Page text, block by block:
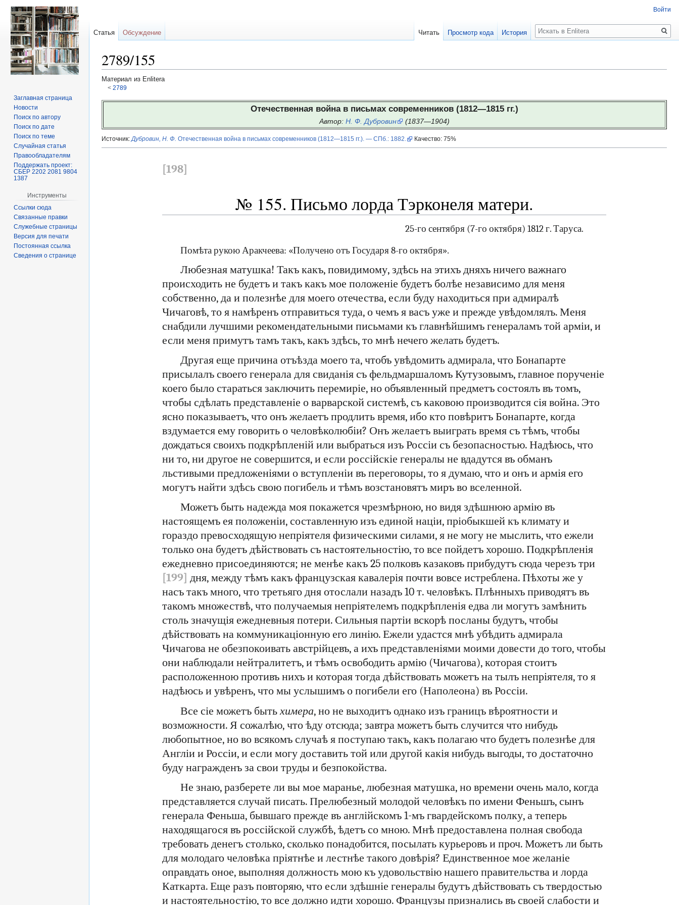
2789/155
Материал из Enlitera
< 2789
навигации
поиску
Отечественная война в письмах современников (1812—1815 гг.)
Автор: Н. Ф. Дубровин (1837—1904)
Источник: Дубровин, Н. Ф. Отечественная война в письмах современников (1812—1815 гг.). — СПб.: 1882. Качество: 75%
[198]
№ 155. Письмо лорда Тэрконеля матери.
25-го сентября (7-го октября) 1812 г. Таруса.
Помѣта рукою Аракчеева: «Получено отъ Государя 8-го октября».
Любезная матушка! Такъ какъ, повидимому, здѣсь на этихъ дняхъ ничего важнаго
происходить не будетъ и такъ какъ мое положеніе будетъ болѣе независимо для меня
собственно, да и полезнѣе для моего отечества, если буду находиться при адмиралѣ
Чичаговѣ, то я намѣренъ отправиться туда, о чемъ я васъ уже и прежде увѣдомлялъ. Меня
снабдили лучшими рекомендательными письмами къ главнѣйшимъ генераламъ той арміи, и
если меня примутъ тамъ такъ, какъ здѣсь, то мнѣ нечего желать будетъ.
Другая еще причина отъѣзда моего та, чтобъ увѣдомить адмирала, что Бонапарте
присылалъ своего генерала для свиданія съ фельдмаршаломъ Кутузовымъ, главное порученіе
коего было стараться заключить перемиріе, но объявленный предметъ состоялъ въ томъ,
чтобы сдѣлать представленіе о варварской системѣ, съ каковою производится сія война. Это
ясно показываетъ, что онъ желаетъ продлить время, ибо кто повѣритъ Бонапарте, когда
вздумается ему говорить о человѣколюбіи? Онъ желаетъ выиграть время съ тѣмъ, чтобы
дождаться своихъ подкрѣпленій или выбраться изъ Россіи съ безопасностью. Надѣюсь, что
ни то, ни другое не совершится, и если россійскіе генералы не вдадутся въ обманъ
льстивыми предложеніями о вступленіи въ переговоры, то я думаю, что и онъ и армія его
могутъ найти здѣсь свою погибель и тѣмъ возстановятъ миръ во вселенной.
Можетъ быть надежда моя покажется чрезмѣрною, но видя здѣшнюю армію въ
настоящемъ ея положеніи, составленную изъ единой націи, пріобыкшей къ климату и
гораздо превосходящую непріятеля физическими силами, я не могу не мыслить, что ежели
только она будетъ дѣйствовать съ настоятельностію, то все пойдетъ хорошо. Подкрѣпленія
ежедневно присоединяются; не менѣе какъ 25 полковъ казаковъ прибудутъ сюда черезъ три
[199] дня, между тѣмъ какъ французская кавалерія почти вовсе истреблена. Пѣхоты же у
насъ такъ много, что третьяго дня отослали назадъ 10 т. человѣкъ. Плѣнныхъ приводятъ въ
такомъ множествѣ, что получаемыя непріятелемъ подкрѣпленія едва ли могутъ замѣнить
столь значущія ежедневныя потери. Сильныя партіи вскорѣ посланы будутъ, чтобы
дѣйствовать на коммуникаціонную его линію. Ежели удастся мнѣ убѣдить адмирала
Чичагова не обезпокоивать австрійцевъ, а ихъ представленіями моими довести до того, чтобы
они наблюдали нейтралитетъ, и тѣмъ освободить армію (Чичагова), которая стоитъ
расположенною противъ нихъ и которая тогда дѣйствовать можетъ на тылъ непріятеля, то я
надѣюсь и увѣренъ, что мы услышимъ о погибели его (Наполеона) въ Россіи.
Все сіе можетъ бытьхимера, но не выходитъ однако изъ границъ вѣроятности и
возможности. Я сожалѣю, что ѣду отсюда; завтра можетъ быть случится что нибудь
любопытное, но во всякомъ случаѣ я поступаю такъ, какъ полагаю что будетъ полезнѣе для
Англіи и Россіи, и если могу доставить той или другой какія нибудь выгоды, то достаточно
буду награжденъ за свои труды и безпокойства.
Не знаю, разберете ли вы мое маранье, любезная матушка, но времени очень мало, когда
представляется случай писать. Прелюбезный молодой человѣкъ по имени Феньшъ, сынъ
генерала Феньша, бывшаго прежде въ англійскомъ 1-мъ гвардейскомъ полку, а теперь
находящагося въ россійской службѣ, ѣдетъ со мною. Мнѣ предоставлена полная свобода
требовать денегъ столько, сколько понадобится, посылать курьеровъ и проч. Можетъ ли быть
для молодаго человѣка пріятнѣе и лестнѣе такого довѣрія? Единственное мое желаніе
оправдать оное, выполняя должность мою къ удовольствію нашего правительства и лорда
Каткарта. Еще разъ повторяю, что если здѣшніе генералы будутъ дѣйствовать съ твердостью
и настоятельностію, то все должно идти хорошо. Французы признались въ своей слабости и
Войти
Статья Обсуждение Читать Просмотр кода История
Поиск
Заглавная страница
Новости
Поиск по автору
Поиск по дате
Поиск по теме
Случайная статья
Правообладателям
Поддержать проект:
СБЕР 2202 2081 9804
1387
Инструменты
Ссылки сюда
Связанные правки
Служебные страницы
Версия для печати
Постоянная ссылка
Сведения о странице